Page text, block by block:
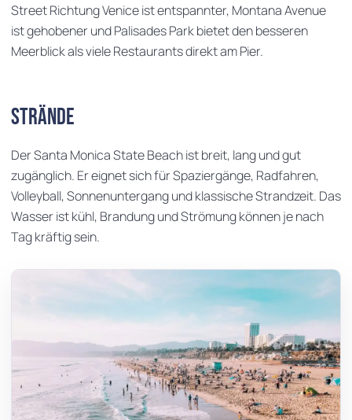
Street Richtung Venice ist entspannter, Montana Avenue
ist gehobener und Palisades Park bietet den besseren
Meerblick als viele Restaurants direkt am Pier.
Strände
Der Santa Monica State Beach ist breit, lang und gut
zugänglich. Er eignet sich für Spaziergänge, Radfahren,
Volleyball, Sonnenuntergang und klassische Strandzeit. Das
Wasser ist kühl, Brandung und Strömung können je nach
Tag kräftig sein.